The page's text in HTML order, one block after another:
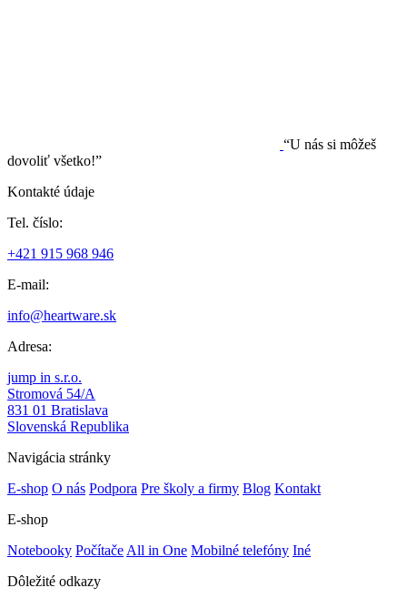
“U nás si môžeš
dovoliť všetko!”
Kontakté údaje
Tel. číslo:
+421 915 968 946
E-mail:
info@heartware.sk
Adresa:
jump in s.r.o.
Stromová 54/A
831 01 Bratislava
Slovenská Republika
Navigácia stránky
E-shop O nás Podpora Pre školy a firmy Blog Kontakt
E-shop
Notebooky Počítače All in One Mobilné telefóny Iné
Dôležité odkazy